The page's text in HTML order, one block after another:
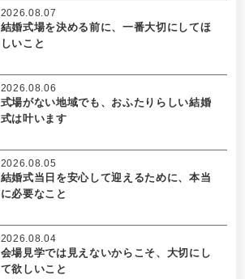
結婚式場を決める前に、一番大切にしてほ
しいこと
2026.08.07
式場がない地域でも、おふたりらしい結婚
式は叶います
2026.08.06
結婚式当日を安心して迎えるために、本当
に必要なこと
2026.08.05
会場見学では見えないからこそ、大切にし
て欲しいこと
2026.08.04